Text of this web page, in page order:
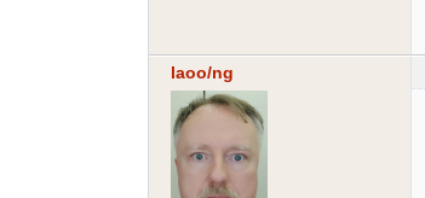
laoo/ng